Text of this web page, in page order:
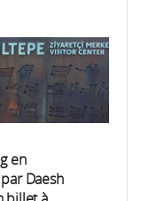
en
Daesh